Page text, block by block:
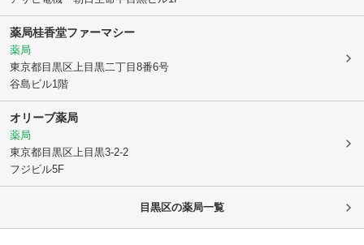
薬局桂香堂ファーマシー
薬局
東京都目黒区 上目黒二丁目8番6号
谷島ビル1階
オリーブ薬局
薬局
東京都目黒区 上目黒3-2-2
フジビル5F
目黒区の薬局一覧